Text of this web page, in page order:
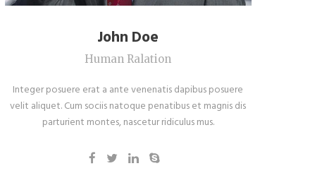
John Doe
Human Ralation
Integer posuere erat a ante venenatis dapibus posuere
velit aliquet. Cum sociis natoque penatibus et magnis dis
parturient montes, nascetur ridiculus mus.